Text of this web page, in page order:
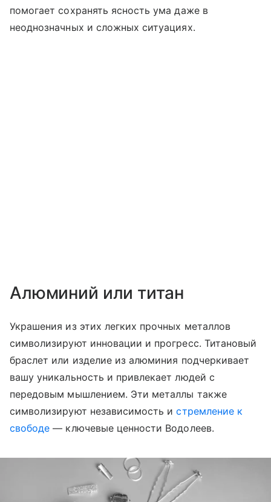
помогает сохранять ясность ума даже в
неоднозначных и сложных ситуациях.
Алюминий или титан
Украшения из этих легких прочных металлов
символизируют инновации и прогресс. Титановый
браслет или изделие из алюминия подчеркивает
вашу уникальность и привлекает людей с
передовым мышлением. Эти металлы также
символизируют независимость истремление к
свободе — ключевые ценности Водолеев.